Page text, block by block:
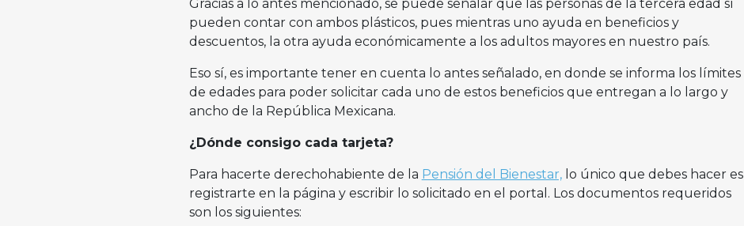
Gracias a lo antes mencionado, se puede señalar que las personas de la tercera edad sí
pueden contar con ambos plásticos, pues mientras uno ayuda en beneficios y
descuentos, la otra ayuda económicamente a los adultos mayores en nuestro país.
Eso sí, es importante tener en cuenta lo antes señalado, en donde se informa los límites
de edades para poder solicitar cada uno de estos beneficios que entregan a lo largo y
ancho de la República Mexicana.
¿Dónde consigo cada tarjeta?
Para hacerte derechohabiente de la Pensión del Bienestar,lo único que debes hacer es
registrarte en la página y escribir lo solicitado en el portal. Los documentos requeridos
son los siguientes: